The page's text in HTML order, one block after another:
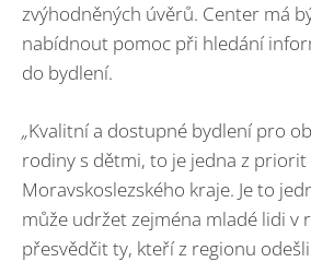
zvýhodněných úvěrů. Center má
nabídnout pomoc při hledání
do bydlení.
„Kvalitní a dostupné bydlení pro
rodiny s dětmi, to je jedna z priorit
Moravskoslezského kraje. Je to
může udržet zejména mladé lidi v
přesvědčit ty, kteří z regionu